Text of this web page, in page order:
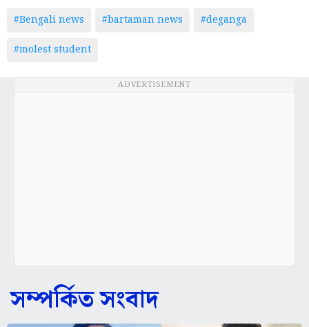
#Bengali news #bartaman news
#deganga
#molest student
ADVERTISEMENT
সম্পর্কিত সংবাদ